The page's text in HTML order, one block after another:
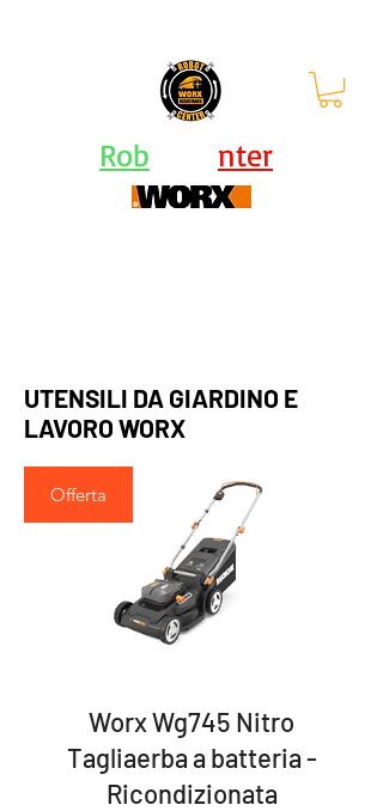
Rob nter
UTENSILI DA GIARDINO E
LAVORO WORX
Offerta
Worx Wg745 Nitro
Tagliaerba a batteria -
Ricondizionata